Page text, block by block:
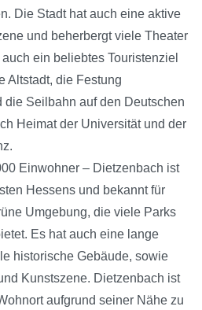
Die Stadt hat auch eine aktive
und beherbergt viele Theater
ein beliebtes Touristenziel
Altstadt, die Festung
die Seilbahn auf den Deutschen
Heimat der Universität und der
Einwohner – Dietzenbach ist
Hessens und bekannt für
Umgebung, die viele Parks
Es hat auch eine lange
historische Gebäude, sowie
Kunstszene. Dietzenbach ist
aufgrund seiner Nähe zu